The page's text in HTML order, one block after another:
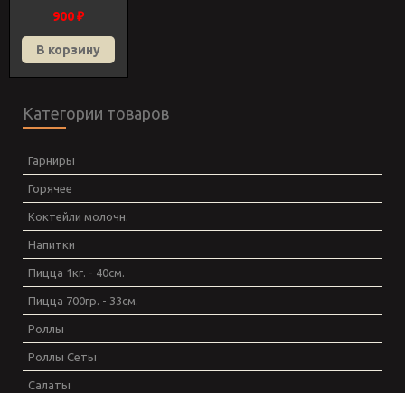
900₽
В корзину
Категории товаров
Гарниры
Горячее
Коктейли молочн.
Напитки
Пицца 1кг. - 40см.
Пицца 700гр. - 33см.
Роллы
Роллы Сеты
Салаты